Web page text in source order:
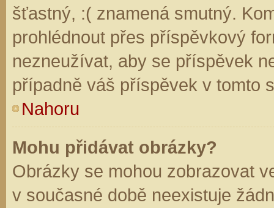
šťastný, :( znamená smutný.
prohlédnout přes příspěvkový
nezneužívat, aby se příspěvek
případně váš příspěvek v tomto
Nahoru
Mohu přidávat obrázky?
Obrázky se mohou zobrazovat
v současné době neexistuje